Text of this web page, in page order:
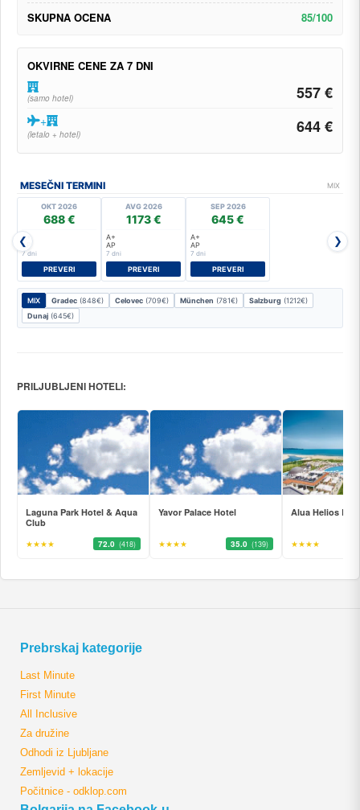
SKUPNA OCENA 85/100
OKVIRNE CENE ZA 7 DNI
(samo hotel) 557 €
+
(letalo + hotel) 644 €
MESEČNI TERMINI MIX
❮
OKT 2026
688 €
A+
AP
7 dni
PREVERI
AVG 2026
1173 €
A+
AP
7 dni
PREVERI
SEP 2026
645 €
A+
AP
7 dni
PREVERI
❯
MIX Gradec (848€) Celovec (709€) München (781€) Salzburg (1212€)
Dunaj (645€)
PRILJUBLJENI HOTELI:
Laguna Park Hotel & Aqua
Club
★★★★ 72.0 (418)
Yavor Palace Hotel
★★★★ 35.0 (139)
Alua Helios Bay
★★★★
Prebrskaj kategorije
Last Minute
First Minute
All Inclusive
Za družine
Odhodi iz Ljubljane
Zemljevid + lokacije
Počitnice - odklop.com